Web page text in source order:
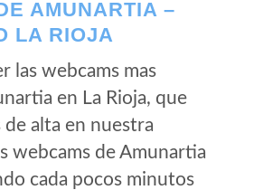
AMUNARTIA –
LA RIOJA
las webcams mas
en La Rioja, que
de alta en nuestra
webcams de Amunartia
cada pocos minutos